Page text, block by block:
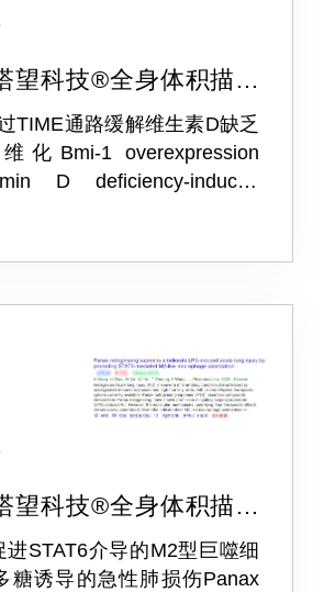
望科技®全身体积描记
TIME通路缓解维生素D缺乏
Bmi-1 overexpression
D deficiency-induced
望科技®全身体积描记
STAT6介导的M2型巨噬细
糖诱导的急性肺损伤Panax